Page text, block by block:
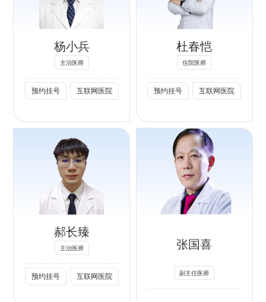
诸多复杂结石及严
重合并症的患者，
尤其擅长输尿管软
镜手术治疗大体积
肾结石和经皮肾镜
手术治疗铸型结石
术。多次参加国际
尿石联盟（IAU）
泌尿外科医生知识
竞赛，全国泌尿外
科医师标准通道经
皮肾镜手术比赛等
国内顶尖专业比赛
获奖，多次受邀在
解放军总医院、北
京大学人民医院、
北京医学会、北京
体积在250-
300ml，最高龄
92岁，术后年龄
逾100岁患者1
例），让病人排尿
回到童年时的畅
3、 尿控疾病（如
压力性尿失禁等）
尤其是女性泌尿外
科疾病的诊断和治
疗。
社会任职：
北京整合医学会泌
尿外科分会委员；
中国非公立医院协
会泌尿外科专业委
诊疗理念。对肾上
腺疾病的诊断和治
善于鉴别肿物的良
恶性及其有无功
能。熟练开展腹腔
镜下肾上腺肿物切
任一同积极开展机
器人辅助肾上腺肿
物切除术，取得较
好疗效。
男科疾病方面：注
重病因的溯源及针
对性治疗，擅长精
索静脉曲张、前列
腺炎、前列腺增
生、前列腺癌的诊
断与治疗。对男性
杨小兵
主治医师
预约挂号 互联网医院
杜春恺
住院医师
预约挂号 互联网医院
疾病如结石、前列
瘤等围术期管理及
肾移植术后常规管
理、术后随访及相
关常见并发症的诊
郝长臻
主治医师
预约挂号 互联网医院
张国喜
副主任医师
专长：
重度阳痿和早泄的
治疗、阴茎手术
（阴茎假体植入、
阴茎延长增粗、包
皮术后整形、小儿
包茎），精索静脉
曲张显微手术、重